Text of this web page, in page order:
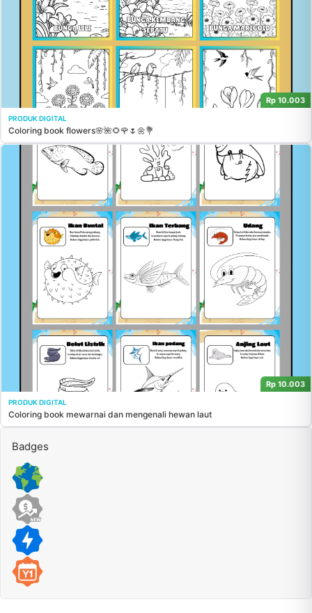
Rp 10.003
PRODUK DIGITAL
Coloring book flowers🌸🌺🌻🌹🌷🌼💐
Rp 10.003
PRODUK DIGITAL
Coloring book mewarnai dan mengenali hewan laut
Badges